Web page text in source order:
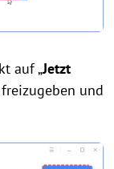
auf „Jetzt
und